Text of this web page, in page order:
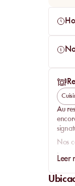
Au
Nos
Les
vert,
Leer